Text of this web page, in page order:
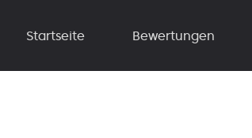
Startseite Bewertungen